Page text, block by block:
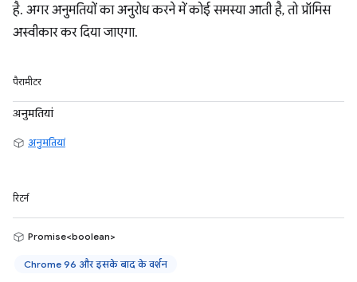
है. अगर अनुमतियों का अनुरोध करने में कोई समस्या आती है, तो प्रॉमिस
अस्वीकार कर दिया जाएगा.
पैरामीटर
अनुमतियां
अनुमतियां
रिटर्न
Promise<boolean>
Chrome 96 और इसके बाद के वर्शन